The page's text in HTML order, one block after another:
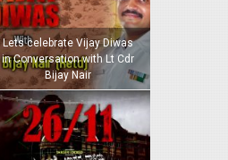
Lets celebrate Vijay Diwas
in Conversation with Lt Cdr
Bijay Nair